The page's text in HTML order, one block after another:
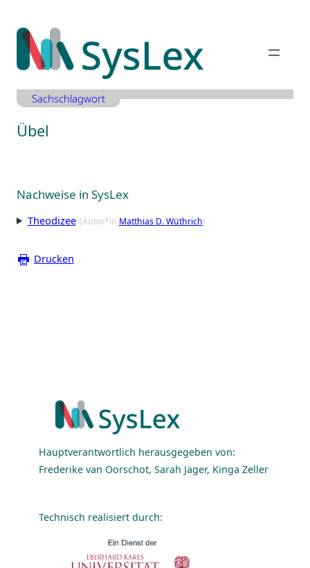
Inhalt
springen
Sachschlagwort
Übel
Nachweise in SysLex
Theodizee (Autor*in Matthias D. Wüthrich)
Drucken
Hauptverantwortlich herausgegeben von:
Frederike van Oorschot, Sarah Jäger, Kinga Zeller
Technisch realisiert durch: